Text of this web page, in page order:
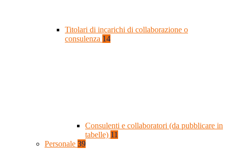
Titolari di incarichi di collaborazione o
consulenza 14
Consulenti e collaboratori (da pubblicare in
tabelle) 11
Personale 39